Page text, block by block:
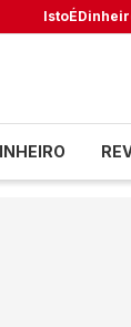
IstoÉ